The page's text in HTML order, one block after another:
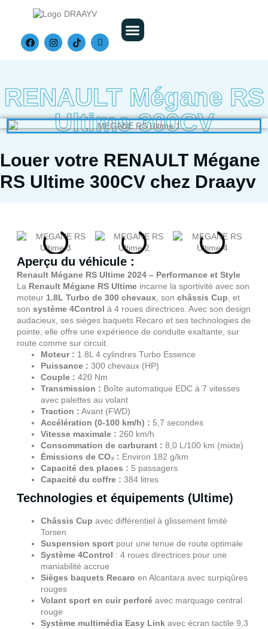
RENAULT Mégane RS
Ultime 300CV
Louer votre RENAULT Mégane
RS Ultime 300CV chez Draayv
Aperçu du véhicule :
Renault Mégane RS Ultime 2024 – Performance et Style
La Renault Mégane RS Ultime incarne la sportivité avec son
moteur 1.8L Turbo de 300 chevaux , son châssis Cup , et
son système 4Control à 4 roues directrices. Avec son design
audacieux, ses sièges baquets Recaro et ses technologies de
pointe, elle offre une expérience de conduite exaltante, sur
route comme sur circuit.
Moteur : 1.8L 4 cylindres Turbo Essence
Puissance : 300 chevaux (HP)
Couple : 420 Nm
Transmission : Boîte automatique EDC à 7 vitesses
avec palettes au volant
Traction : Avant (FWD)
Accélération (0-100 km/h) : 5,7 secondes
Vitesse maximale : 260 km/h
Consommation de carburant : 8,0 L/100 km (mixte)
Émissions de CO₂ : Environ 182 g/km
Capacité des places : 5 passagers
Capacité du coffre : 384 litres
Technologies et équipements (Ultime)
Châssis Cup avec différentiel à glissement limité
Torsen
Suspension sport pour une tenue de route optimale
Système 4Control : 4 roues directrices pour une
maniabilité accrue
Sièges baquets Recaro en Alcantara avec surpiqûres
rouges
Volant sport en cuir perforé avec marquage central
rouge
Système multimédia Easy Link avec écran tactile 9,3